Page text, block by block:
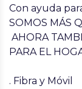
Con ayuda
SOMOS MÁS
AHORA
PARA EL
. Fibra